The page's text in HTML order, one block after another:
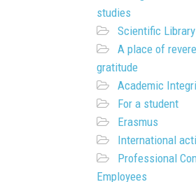
studies
Scientific Library
A place of
gratitude
Academic
For a student
Erasmus
International
Professional
Employees